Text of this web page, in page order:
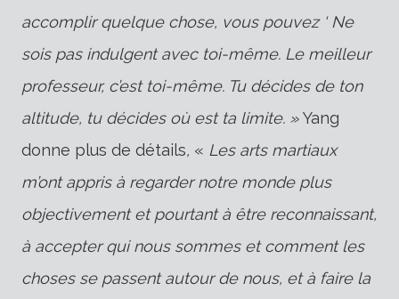
accomplir quelque chose, vous pouvez ‘ Ne
sois pas indulgent avec toi-même. Le meilleur
professeur, c’est toi-même. Tu décides de ton
altitude, tu décides où est ta limite. »Yang
donne plus de détails, « Les arts martiaux
m’ont appris à regarder notre monde plus
objectivement et pourtant à être reconnaissant,
à accepter qui nous sommes et comment les
choses se passent autour de nous, et à faire la